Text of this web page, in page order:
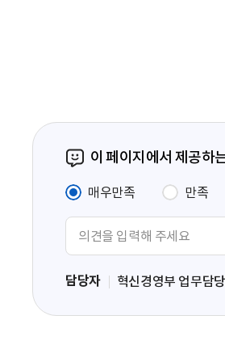
이 페이지에서 제공하
매우만족 만족
력
담당자 혁신경영부 업무담